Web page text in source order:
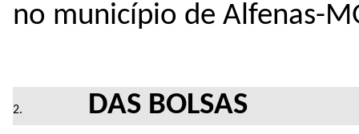
no município de Alfenas-
DAS BOLSAS